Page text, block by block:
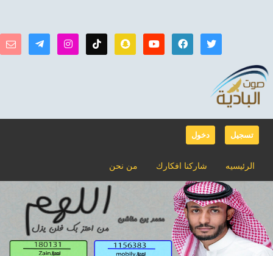
دخول تسجيل
من نحن شاركنا افكارك الرئيسيه